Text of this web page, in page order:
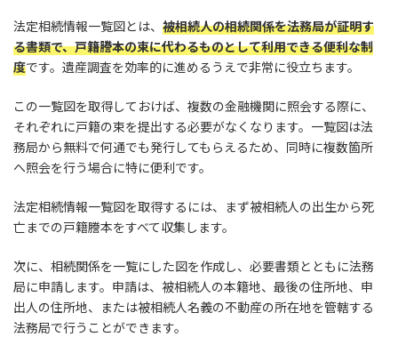
法定相続情報一覧図とは、 被相続人の相続関係を法務局が証明す
る書類で、戸籍謄本の束に代わるものとして利用できる便利な制
度です。遺産調査を効率的に進めるうえで非常に役立ちます。
この一覧図を取得しておけば、複数の金融機関に照会する際に、
それぞれに戸籍の束を提出する必要がなくなります。一覧図は法
務局から無料で何通でも発行してもらえるため、同時に複数箇所
へ照会を行う場合に特に便利です。
法定相続情報一覧図を取得するには、まず被相続人の出生から死
亡までの戸籍謄本をすべて収集します。
次に、相続関係を一覧にした図を作成し、必要書類とともに法務
局に申請します。申請は、被相続人の本籍地、最後の住所地、申
出人の住所地、または被相続人名義の不動産の所在地を管轄する
法務局で行うことができます。